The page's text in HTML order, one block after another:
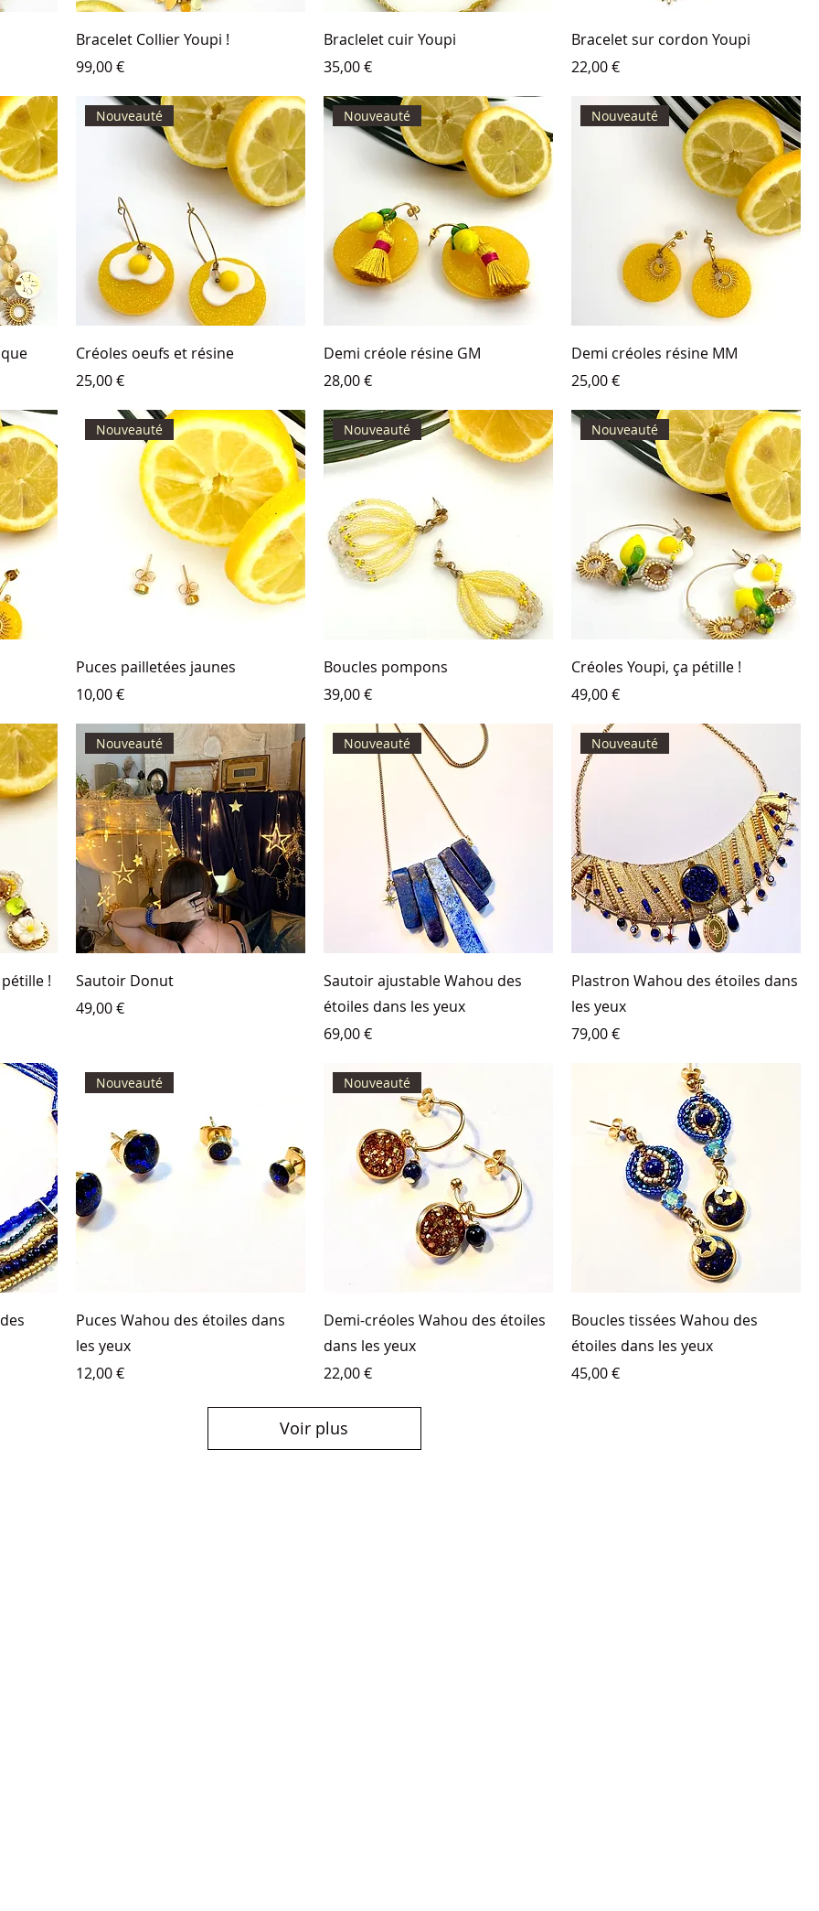
Bracelet Collier Youpi !
Prix
99,00 €
Braclelet cuir Youpi
Prix
35,00 €
Bracelet sur cordon Youpi
Prix
22,00 €
Nouveauté
Créoles oeufs et résine
Prix
25,00 €
Nouveauté
Demi créole résine GM
Prix
28,00 €
Nouveauté
Demi créoles résine MM
Prix
25,00 €
Nouveauté
Puces pailletées jaunes
Prix
10,00 €
Nouveauté
Boucles pompons
Prix
39,00 €
Nouveauté
Créoles Youpi, ça pétille !
Prix
49,00 €
!
Nouveauté
Sautoir Donut
Prix
49,00 €
Nouveauté
Sautoir ajustable Wahou des
étoiles dans les yeux
Prix
69,00 €
Nouveauté
Plastron Wahou des étoiles dans
les yeux
Prix
79,00 €
Nouveauté
Puces Wahou des étoiles dans
les yeux
Prix
12,00 €
Nouveauté
Demi-créoles Wahou des étoiles
dans les yeux
Prix
22,00 €
Boucles tissées Wahou des
étoiles dans les yeux
Prix
45,00 €
Voir plus